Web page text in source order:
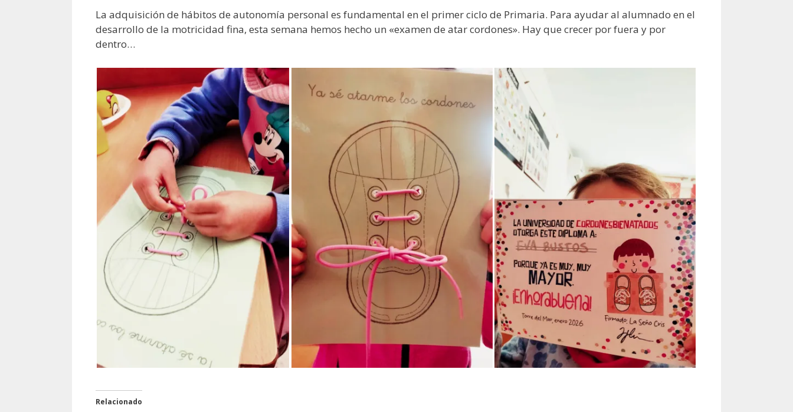
La adquisición de hábitos de autonomía personal es fundamental en el primer ciclo de Primaria. Para ayudar al alumnado en el
desarrollo de la motricidad fina, esta semana hemos hecho un «examen de atar cordones». Hay que crecer por fuera y por
dentro…
Relacionado